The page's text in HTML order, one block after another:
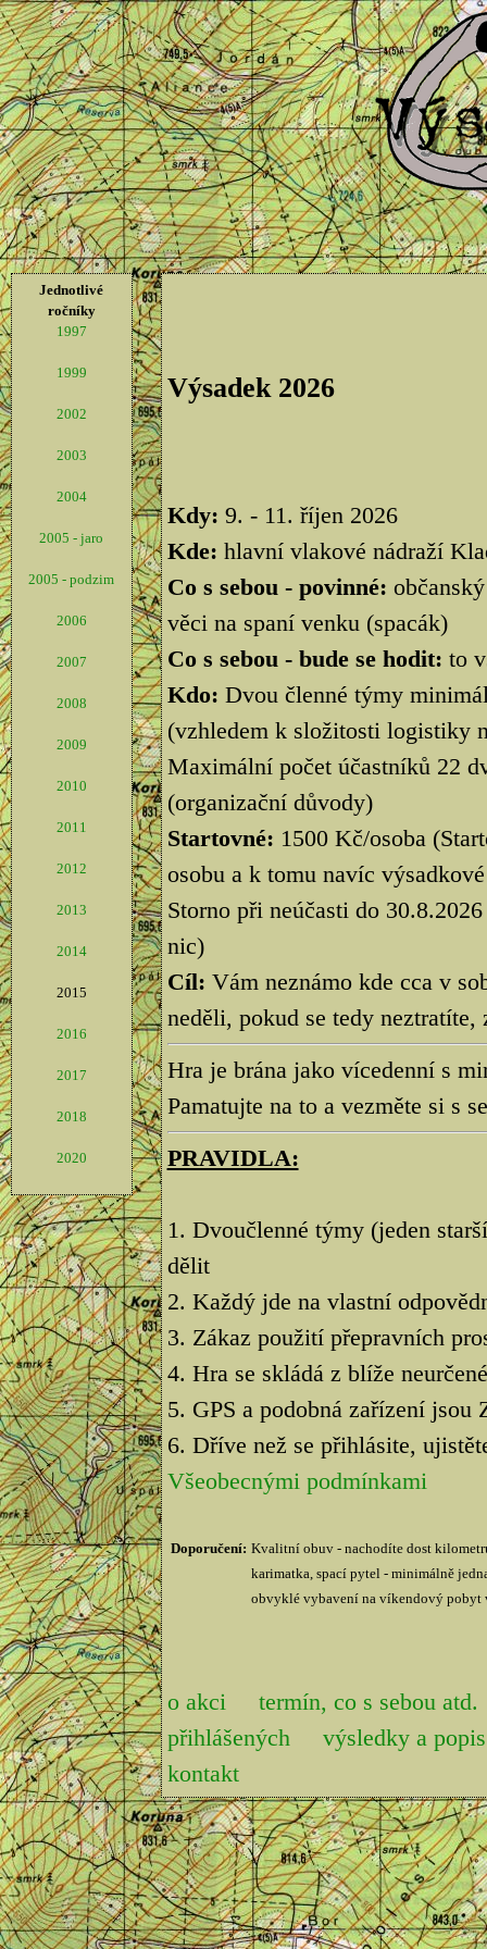
Jednotlivé
ročníky
1997
1999
2002
2003
2004
2005 - jaro
2005 - podzim
2006
2007
2008
2009
2010
2011
2012
2013
2014
2015
2016
2017
2018
2020
Výsadek 2026
Kdy: 9. - 11. říjen 2026
Kde: hlavní vlakové nádraží
Co s sebou - povinné:
věci na spaní venku (spacák)
Co s sebou - bude se hodit: to
Kdo: Dvou členné týmy
(vzhledem k složitosti logistiky
Maximální počet účastníků 22
(organizační důvody)
Startovné: 1500 Kč/osoba
osobu a k tomu navíc
Storno při neúčasti do
nic)
Cíl: Vám neznámo kde cca v
neděli, pokud se tedy neztratíte,
Hra je brána jako vícedenní s
Pamatujte na to a vezměte si s
PRAVIDLA:
1. Dvoučlenné týmy (jeden
dělit
2. Každý jde na vlastní
3. Zákaz použití přepravních
4. Hra se skládá z blíže
5. GPS a podobná zařízení
6. Dříve než se přihlásite,
Všeobecnými podmínkami
Doporučení: Kvalitní obuv - nachodíte dost
karimatka, spací pytel - minimálně
obvyklé vybavení na víkendový pobyt
o akci
termín, co s sebou atd.
přihlášených
výsledky a
kontakt